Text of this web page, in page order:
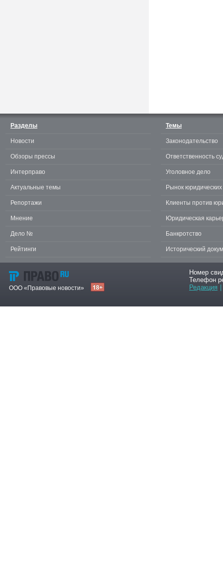
Разделы
Новости
Обзоры прессы
Интерправо
Актуальные темы
Репортажи
Мнение
Дело №
Рейтинги
Темы
Законодательство
Ответственность
Уголовное дело
Рынок юридических
Клиенты против
Юридическая
Банкротство
Исторический
ООО «Правовые новости»
Номер
Телефон
Редакция